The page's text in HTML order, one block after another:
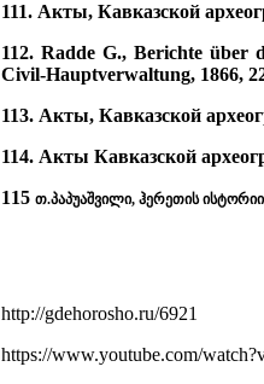
111. Акты, Кавказской
112. Radde G., Berichte über
Civil-Hauptverwaltung, 1866,
113. Акты, Кавказской
114. Акты Кавказской
115 თ.პაპუაშვილი, ჰერეთის
http://gdehorosho.ru/6921
https://www.youtube.com/